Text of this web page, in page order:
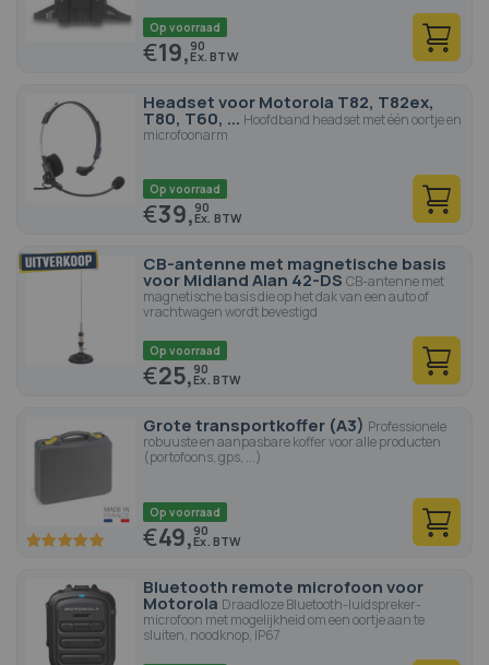
Op voorraad
€19,90
Headset voor Motorola T82, T82ex,
T80, T60, ... Hoofdband headset met één oortje en
microfoonarm
Op voorraad
€39,90
CB-antenne met magnetische basis
voor Midland Alan 42-DS CB-antenne met
magnetische basis die op het dak van een auto of
vrachtwagen wordt bevestigd
Op voorraad
€25,90
Grote transportkoffer (A3) Professionele
robuuste en aanpasbare koffer voor alle producten
(portofoons, gps, ...)
100 100
Op voorraad
€49,90
Bluetooth remote microfoon voor
Motorola Draadloze Bluetooth-luidspreker-
microfoon met mogelijkheid om een oortje aan te
sluiten, noodknop, IP67